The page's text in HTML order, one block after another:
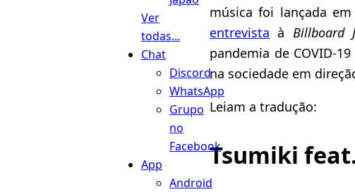
Ver
todas...
Chat
Discord
WhatsApp
Grupo
no
Facebook
App
Android
música foi lançada
entrevista à Billboard
pandemia de COVID-
na sociedade em
Leiam a tradução:
Tsumiki